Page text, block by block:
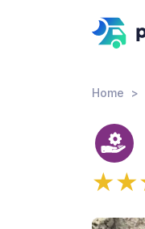
Home